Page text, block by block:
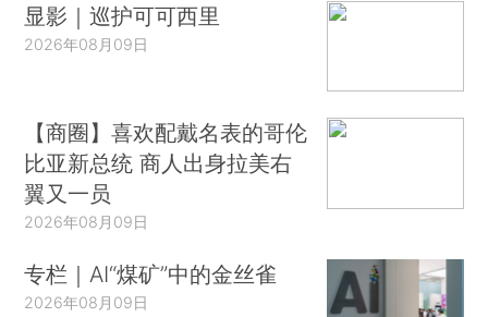
显影｜巡护可可西里
2026年08月09日
【商圈】喜欢配戴名表的哥伦
比亚新总统 商人出身拉美右
翼又一员
2026年08月09日
专栏｜AI“煤矿”中的金丝雀
2026年08月09日